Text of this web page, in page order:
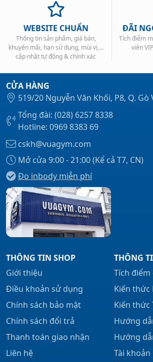
Xem tất cả →
WEBSITE CHUẨN
Thông tin sản phẩm, giá bán,
khuyến mãi, hạn sử dụng, mùi vị,...
cập nhật tự động & chính xác
ĐÃI
Tích điểm
viên
CỬA HÀNG
519/20 Nguyễn Văn Khối, P8, Q. Gò
Tổng đài: (028) 6257 8338
Hotline: 0969 8383 69
cskh@vuagym.com
Mở cửa 9:00 - 21:00 (Kể cả T7, CN)
Đo inbody miễn phí
THÔNG TIN SHOP
Giới thiệu
Điều khoản sử dụng
Chính sách bảo mật
Chính sách đổi trả
Thanh toán giao nhận
Liên hệ
THÔNG
Tích
Kiến thức
Kiến thức
Hướng
Hướng
Tài